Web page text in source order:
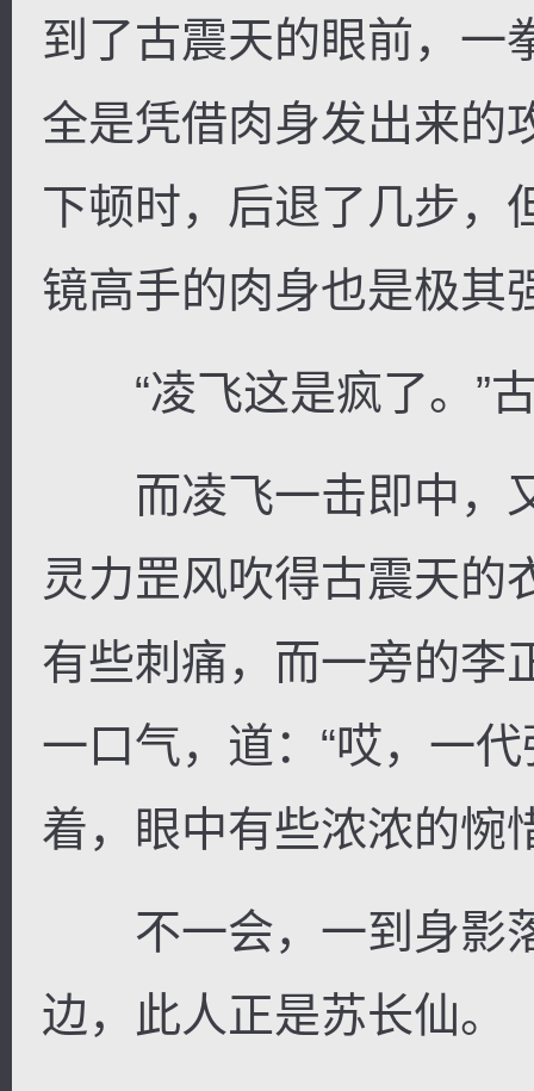
到了古震天的眼前，一
全是凭借肉身发出来的
下顿时，后退了几步，
镜高手的肉身也是极其
“凌飞这是疯了。”
而凌飞一击即中，
灵力罡风吹得古震天的
有些刺痛，而一旁的李
一口气，道：“哎，一
着，眼中有些浓浓的惋
不一会，一到身影
边，此人正是苏长仙。